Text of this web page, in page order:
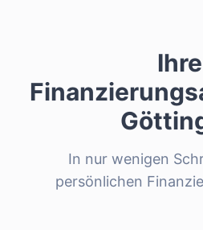
Ihre
In nur wenigen
persönlichen